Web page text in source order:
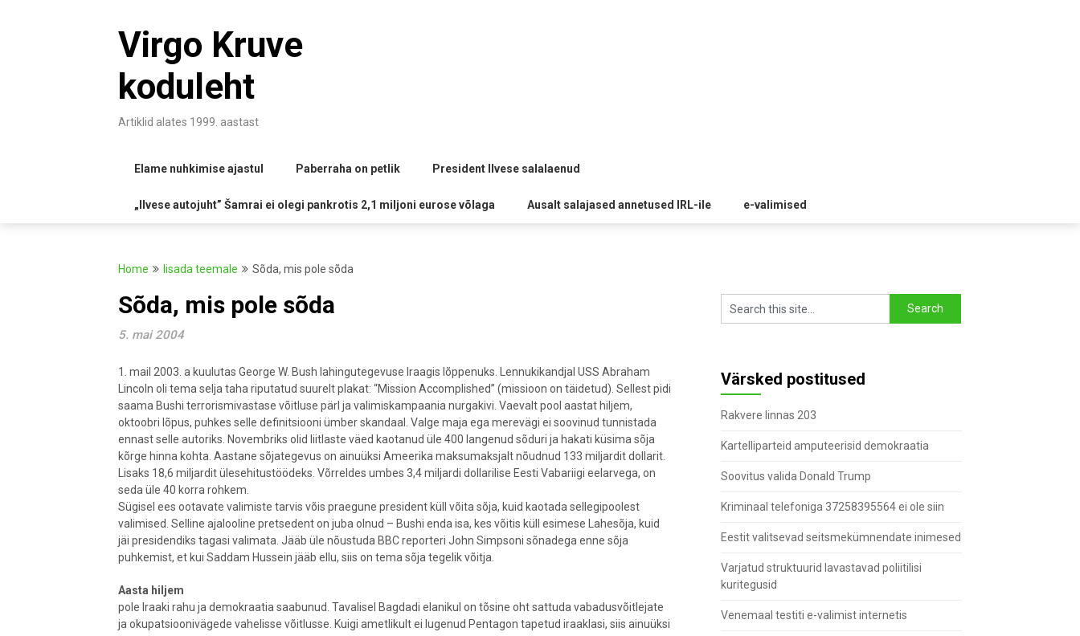
Virgo Kruve
koduleht
Artiklid alates 1999. aastast
Elame nuhkimise ajastul Paberraha on petlik President Ilvese salalaenud
„Ilvese autojuht” Šamrai ei olegi pankrotis 2,1 miljoni eurose võlaga Ausalt salajased annetused IRL-ile e-valimised
Home lisada teemale Sõda, mis pole sõda
Sõda, mis pole sõda
5. mai 2004
1. mail 2003. a kuulutas George W. Bush lahingutegevuse Iraagis lõppenuks. Lennukikandjal USS Abraham
Lincoln oli tema selja taha riputatud suurelt plakat: “Mission Accomplished” (missioon on täidetud). Sellest pidi
saama Bushi terrorismivastase võitluse pärl ja valimiskampaania nurgakivi. Vaevalt pool aastat hiljem,
oktoobri lõpus, puhkes selle definitsiooni ümber skandaal. Valge maja ega merevägi ei soovinud tunnistada
ennast selle autoriks. Novembriks olid liitlaste väed kaotanud üle 400 langenud sõduri ja hakati küsima sõja
kõrge hinna kohta. Aastane sõjategevus on ainuüksi Ameerika maksumaksjalt nõudnud 133 miljardit dollarit.
Lisaks 18,6 miljardit ülesehitustöödeks. Võrreldes umbes 3,4 miljardi dollarilise Eesti Vabariigi eelarvega, on
seda üle 40 korra rohkem.
Sügisel ees ootavate valimiste tarvis võis praegune president küll võita sõja, kuid kaotada sellegipoolest
valimised. Selline ajalooline pretsedent on juba olnud – Bushi enda isa, kes võitis küll esimese Lahesõja, kuid
jäi presidendiks tagasi valimata. Jääb üle nõustuda BBC reporteri John Simpsoni sõnadega enne sõja
puhkemist, et kui Saddam Hussein jääb ellu, siis on tema sõja tegelik võitja.
Aasta hiljem
pole Iraaki rahu ja demokraatia saabunud. Tavalisel Bagdadi elanikul on tõsine oht sattuda vabadusvõitlejate
ja okupatsioonivägede vahelisse võitlusse. Kuigi ametlikult ei lugenud Pentagon tapetud iraaklasi, siis ainuüksi
Värsked postitused
Rakvere linnas 203
Kartelliparteid amputeerisid demokraatia
Soovitus valida Donald Trump
Kriminaal telefoniga 37258395564 ei ole siin
Eestit valitsevad seitsmekümnendate inimesed
Varjatud struktuurid lavastavad poliitilisi
kuritegusid
Venemaal testiti e-valimist internetis